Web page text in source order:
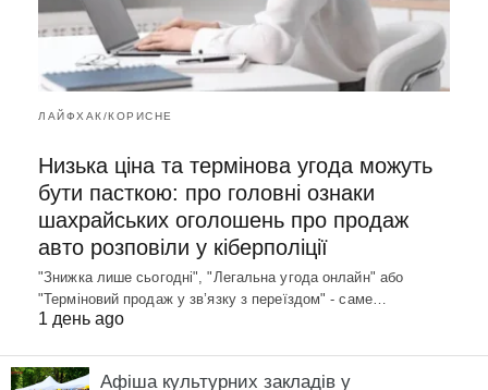
ЛАЙФХАК/КОРИСНЕ
Низька ціна та термінова угода можуть
бути пасткою: про головні ознаки
шахрайських оголошень про продаж
авто розповіли у кіберполіції
"Знижка лише сьогодні", "Легальна угода онлайн" або
"Терміновий продаж у зв’язку з переїздом" - саме…
1 день ago
Афіша культурних закладів у